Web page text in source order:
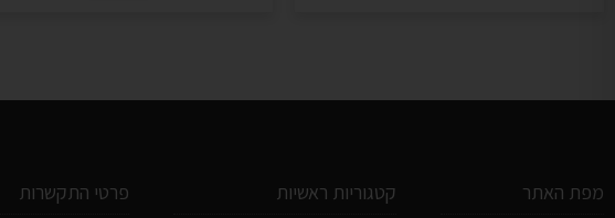
מפת האתר קטגוריות ראשיות פרטי התקשרות